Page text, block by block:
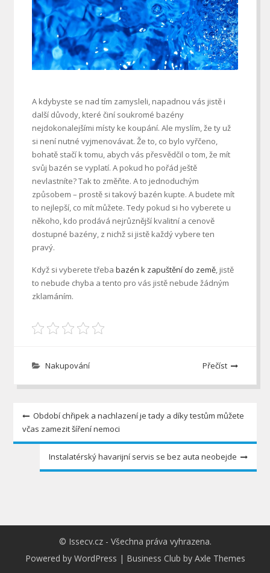
A kdybyste se nad tím zamysleli, napadnou vás jistě i
další důvody, které činí soukromé bazény
nejdokonalejšími místy ke koupání. Ale myslím, že ty už
si není nutné vyjmenovávat. Že to, co bylo vyřčeno,
bohatě stačí k tomu, abych vás přesvědčil o tom, že mít
svůj bazén se vyplatí. A pokud ho pořád ještě
nevlastníte? Tak to změňte. A to jednoduchým
způsobem – prostě si takový bazén kupte. A budete mít
to nejlepší, co mít můžete. Tedy pokud si ho vyberete u
někoho, kdo prodává nejrůznější kvalitní a cenově
dostupné bazény, z nichž si jistě každý vybere ten
pravý.
Když si vyberete třeba bazén k zapuštění do země, jistě
to nebude chyba a tento pro vás jistě nebude žádným
zklamáním.
Nakupování Přečíst
Navigace
pro
příspěvek
Období chřipek a nachlazení je tady a díky testům můžete
včas zamezit šíření nemoci
Instalatérský havarijní servis se bez auta neobejde
© Issecv.cz - Všechna práva vyhrazena.
Powered by WordPress | Business Club by Axle Themes